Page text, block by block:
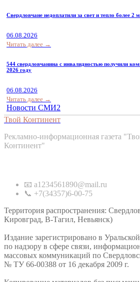
Свердловчане недоплатили за свет и тепло более 2
06.08.2026
Читать далее →
544 свердловчанина с инвалидностью получили
2026 году
06.08.2026
Читать далее →
Новости СМИ2
Твой Континент
Рекламно-информационная газета
Континент"
📧 a1234561890@mail.ru
📞 +7(34357)6-00-75
Территория распространения:
Кировград, В-Тагил, Невьянск)
Издание зарегистрировано в
по надзору в сфере связи,
массовых коммуникаций по
№ ТУ 66-00388 от 16 декабря 2009 г.